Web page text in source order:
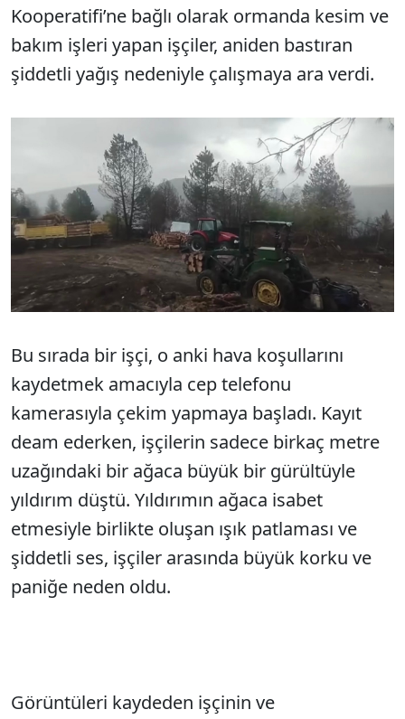
Kooperatifi’ne bağlı olarak ormanda kesim ve
bakım işleri yapan işçiler, aniden bastıran
şiddetli yağış nedeniyle çalışmaya ara verdi.
Bu sırada bir işçi, o anki hava koşullarını
kaydetmek amacıyla cep telefonu
kamerasıyla çekim yapmaya başladı. Kayıt
deam ederken, işçilerin sadece birkaç metre
uzağındaki bir ağaca büyük bir gürültüyle
yıldırım düştü. Yıldırımın ağaca isabet
etmesiyle birlikte oluşan ışık patlaması ve
şiddetli ses, işçiler arasında büyük korku ve
paniğe neden oldu.
Görüntüleri kaydeden işçinin ve